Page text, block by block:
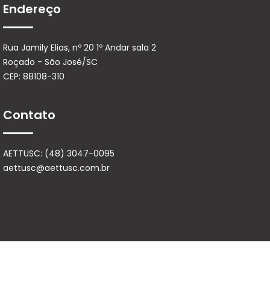
Endereço
Rua Jamily Elias, nº 20 1º Andar sala 2
Roçado - São José/SC
CEP: 88108-310
Contato
AETTUSC: (48) 3047-0095
aettusc@aettusc.com.br